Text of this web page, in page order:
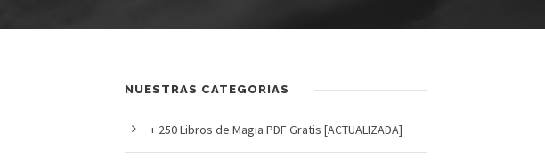
NUESTRAS CATEGORIAS
+ 250 Libros de Magia PDF Gratis [ACTUALIZADA]